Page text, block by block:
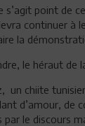
s’agit point de
continuer à
la
le héraut de
un chiite
d’amour,
le discours